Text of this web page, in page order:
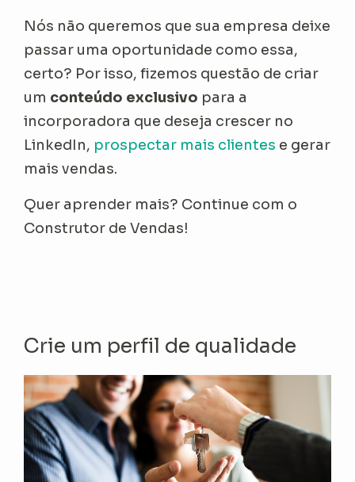
Nós não queremos que sua empresa deixe
passar uma oportunidade como essa,
certo? Por isso, fizemos questão de criar
um conteúdo exclusivo para a
incorporadora que deseja crescer no
LinkedIn, prospectar mais clientes e gerar
mais vendas.
Quer aprender mais? Continue com o
Construtor de Vendas!
Crie um perfil de qualidade